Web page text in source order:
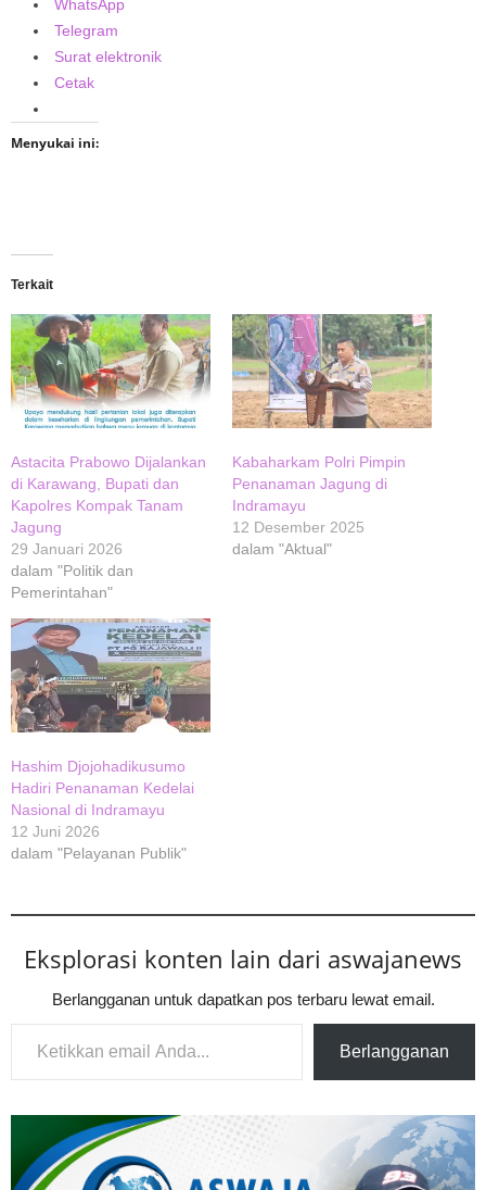
WhatsApp
Telegram
Surat elektronik
Cetak
Menyukai ini:
Terkait
Astacita Prabowo Dijalankan
di Karawang, Bupati dan
Kapolres Kompak Tanam
Jagung
29 Januari 2026
dalam "Politik dan
Pemerintahan"
Kabaharkam Polri Pimpin
Penanaman Jagung di
Indramayu
12 Desember 2025
dalam "Aktual"
Hashim Djojohadikusumo
Hadiri Penanaman Kedelai
Nasional di Indramayu
12 Juni 2026
dalam "Pelayanan Publik"
Eksplorasi konten lain dari aswajanews
Berlangganan untuk dapatkan pos terbaru lewat email.
Ketikkan email Anda...
Berlangganan